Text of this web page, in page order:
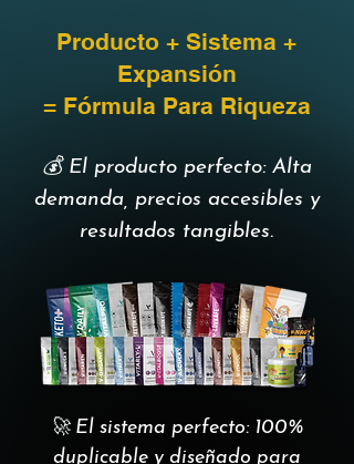
Producto + Sistema +
Expansión
= Fórmula Para Riqueza
💰 El producto perfecto: Alta
demanda, precios accesibles y
resultados tangibles.
🚀 El sistema perfecto: 100%
duplicable y diseñado para